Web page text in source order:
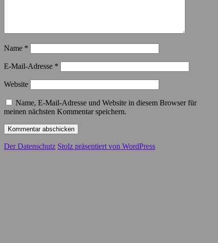
Name *
E-Mail-Adresse *
Website
Name, E-Mail-Adresse und Website in diesem Browser für
meinen nächsten Kommentar speichern.
Der Datenschutz Stolz präsentiert von WordPress